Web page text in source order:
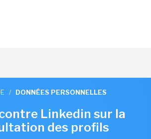
/ DONNÉES PERSONNELLES
Linkedin sur la
des profils